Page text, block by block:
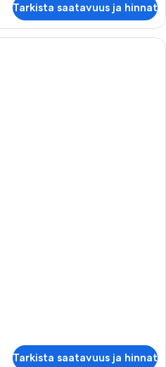
Tarkista saatavuus ja hinnat
Tarkista saatavuus ja hinnat